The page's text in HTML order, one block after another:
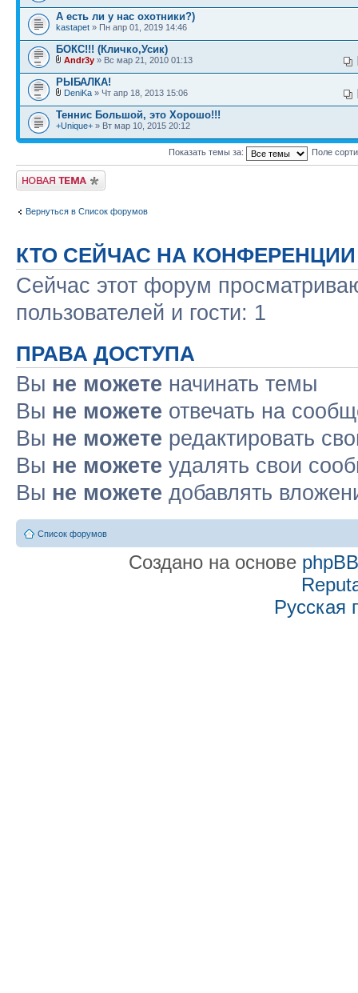
А есть ли у нас охотники?)
kastapet » Пн апр 01, 2019 14:46
БОКС!!! (Кличко,Усик)
Andr3y » Вс мар 21, 2010 01:13
РЫБАЛКА!
DeniKa » Чт апр 18, 2013 15:06
Теннис Большой, это Хорошо!!!
+Unique+ » Вт мар 10, 2015 20:12
Показать темы за: Поле
Новая тема
Вернуться в Список форумов
КТО СЕЙЧАС НА КОНФЕРЕНЦИИ
Сейчас этот форум
пользователей и гости: 1
ПРАВА ДОСТУПА
Вы не можете начинать темы
Вы не можете отвечать на
Вы не можете редактировать
Вы не можете удалять свои
Вы не можете добавлять
Список форумов
Создано на основе phpBB
Русская